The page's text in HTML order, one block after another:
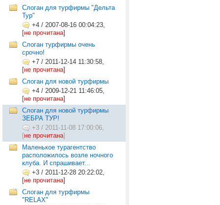
Слоган для турфирмы "Дельта
Тур"
+4 / 2007-08-16 00:04:23,
[не прочитана]
Слоган турфирмы очень
срочно!
+7 / 2011-12-14 11:30:58,
[не прочитана]
Слоган для новой турфирмы
+4 / 2009-12-21 11:46:05,
[не прочитана]
Слоган для новой турфирмы
ЗЕБРА ТУР!
+3 / 2011-11-08 17:00:06,
[не прочитана]
Маленькое турагентство
расположилось возле ночного
клуба. И спрашивает...
+3 / 2011-12-28 20:22:02,
[не прочитана]
Слоган для турфирмы
"RELAX"